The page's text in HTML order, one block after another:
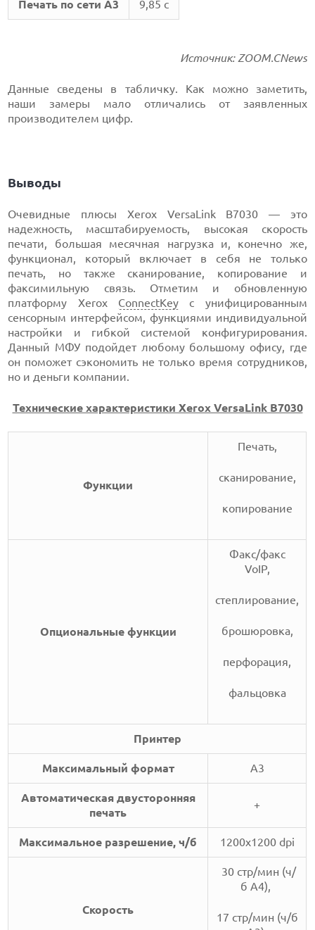
Печать по сети A3 9,85 с
Источник: ZOOM.CNews
Данные сведены в табличку. Как можно заметить,
наши замеры мало отличались от заявленных
производителем цифр.
Выводы
Очевидные плюсы Xerox VersaLink B7030 — это
надежность, масштабируемость, высокая скорость
печати, большая месячная нагрузка и, конечно же,
функционал, который включает в себя не только
печать, но также сканирование, копирование и
факсимильную связь. Отметим и обновленную
платформу Xerox ConnectKey с унифицированным
сенсорным интерфейсом, функциями индивидуальной
настройки и гибкой системой конфигурирования.
Данный МФУ подойдет любому большому офису, где
он поможет сэкономить не только время сотрудников,
но и деньги компании.
Технические характеристики Xerox VersaLink B7030
Функции
Печать,
сканирование,
копирование
Опциональные функции
Факс/факс
VoIP,
степлирование,
брошюровка,
перфорация,
фальцовка
Принтер
Максимальный формат А3
Автоматическая двусторонняя
печать
+
Максимальное разрешение, ч/б 1200x1200 dpi
Скорость
30 стр/мин (ч/
б А4),
17 стр/мин (ч/б